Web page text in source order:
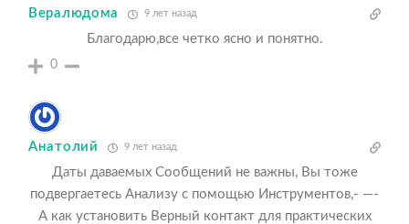
Вералюдома 9 лет назад
Благодарю,все четко ясно и понятно.
0
Анатолий 9 лет назад
Даты даваемых Сообщений не важны, Вы тоже
подвергаетесь Анализу с помощью Инструментов,- —-
А как установить Верный контакт для практических